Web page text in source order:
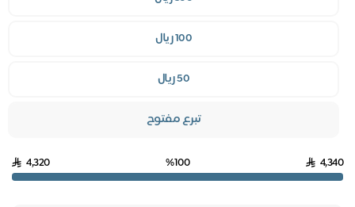
تبرع مفتوح
%100
4,320